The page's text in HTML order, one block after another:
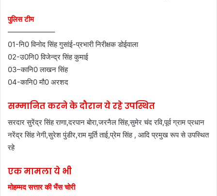
पुलिस टीम
——————–
01-नि0 विनोद सिंह गुसांई-प्रभारी निरीक्षक डोईवाला
02-उ0नि0 विजेन्द्र सिंह कुमाई
03–कानि0 लाखन सिंह
04-कानि0 मौ0 अरशद
सम्मानित करने के दौरान ये रहे उपस्थित
सरदार सुरेंद्र सिंह राणा,दरपान बोरा,जरनैल सिंह,सुमेर चंद रवि,पूर्व ग्राम प्रधान
नरेंद्र सिंह नेगी,सुरेश पुंडीर,राम मूर्ति ताई,प्रेम सिंह , आदि प्रमुख रूप से उपस्थित
रहे
एक मामला ये भी
मोहम्मद सत्तार की भैंस चोरी